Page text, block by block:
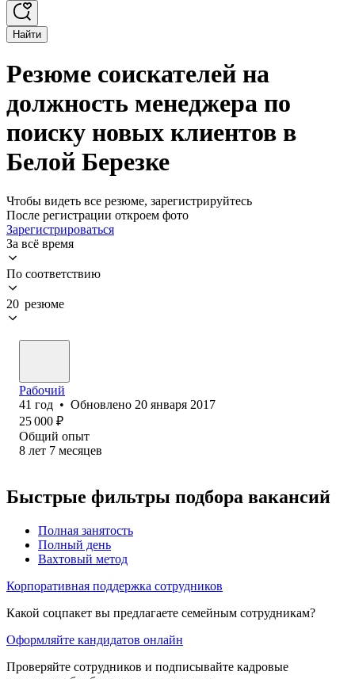
Найти
Резюме соискателей на
должность менеджера по
поиску новых клиентов в
Белой Березке
Чтобы видеть все резюме, зарегистрируйтесь
После регистрации откроем фото
Зарегистрироваться
За всё время
По соответствию
20 резюме
Рабочий
41 год • Обновлено 20 января 2017
25 000 ₽
Общий опыт
8 лет 7 месяцев
Быстрые фильтры подбора вакансий
Полная занятость
Полный день
Вахтовый метод
Корпоративная поддержка сотрудников
Какой соцпакет вы предлагаете семейным сотрудникам?
Оформляйте кандидатов онлайн
Проверяйте сотрудников и подписывайте кадровые